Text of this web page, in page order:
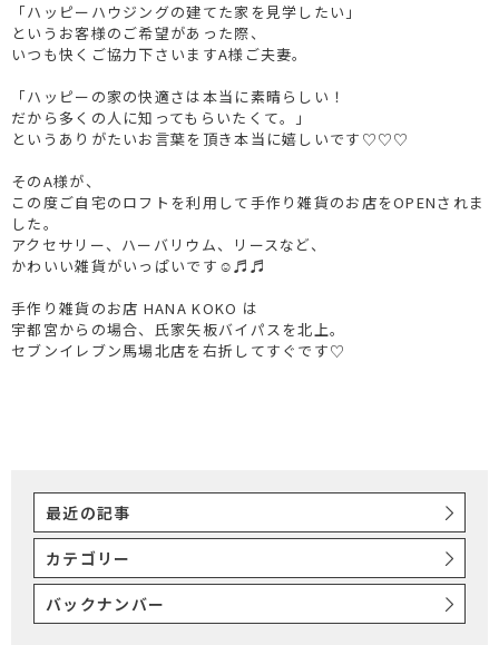
「ハッピーハウジングの建てた家を見学したい」
というお客様のご希望があった際、
いつも快くご協力下さいますA様ご夫妻。
「ハッピーの家の快適さは本当に素晴らしい！
だから多くの人に知ってもらいたくて。」
というありがたいお言葉を頂き本当に嬉しいです♡♡♡
そのA様が、
この度ご自宅のロフトを利用して手作り雑貨のお店をOPENされま
した。
アクセサリー、ハーバリウム、リースなど、
かわいい雑貨がいっぱいです☺♬♬
手作り雑貨のお店 HANA KOKO は
宇都宮からの場合、氏家矢板バイパスを北上。
セブンイレブン馬場北店を右折してすぐです♡
最近の記事
カテゴリー
バックナンバー